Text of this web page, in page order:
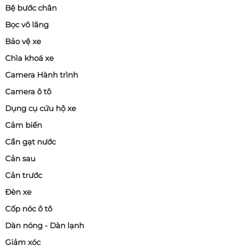
Bệ bước chân
Bọc vô lăng
Bảo vệ xe
Chìa khoá xe
Camera Hành trình
Camera ô tô
Dụng cụ cứu hộ xe
Cảm biến
Cần gạt nước
Cản sau
Cản trước
Đèn xe
Cốp nóc ô tô
Dàn nóng - Dàn lạnh
Giảm xóc